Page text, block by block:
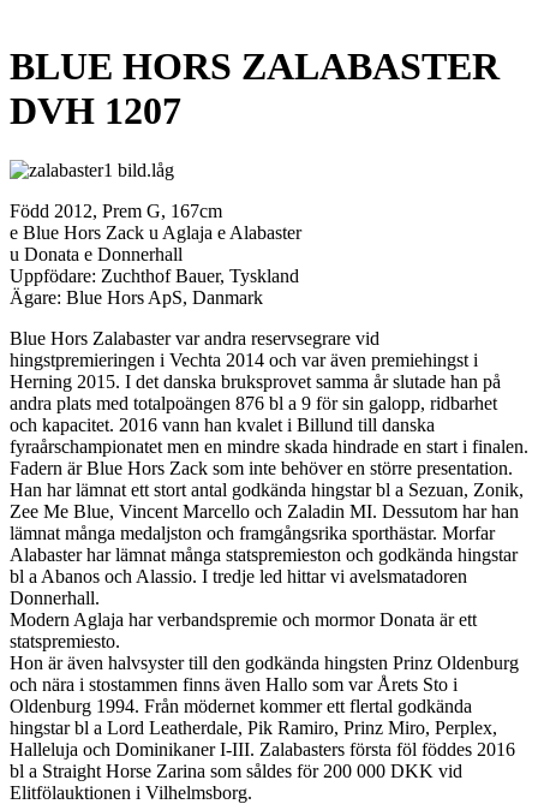
BLUE HORS ZALABASTER
DVH 1207
Född 2012, Prem G, 167cm
e Blue Hors Zack u Aglaja e Alabaster
u Donata e Donnerhall
Uppfödare: Zuchthof Bauer, Tyskland
Ägare: Blue Hors ApS, Danmark
Blue Hors Zalabaster var andra reservsegrare vid
hingstpremieringen i Vechta 2014 och var även premiehingst i
Herning 2015. I det danska bruksprovet samma år slutade han på
andra plats med totalpoängen 876 bl a 9 för sin galopp, ridbarhet
och kapacitet. 2016 vann han kvalet i Billund till danska
fyraårschampionatet men en mindre skada hindrade en start i finalen.
Fadern är Blue Hors Zack som inte behöver en större presentation.
Han har lämnat ett stort antal godkända hingstar bl a Sezuan, Zonik,
Zee Me Blue, Vincent Marcello och Zaladin MI. Dessutom har han
lämnat många medaljston och framgångsrika sporthästar. Morfar
Alabaster har lämnat många statspremieston och godkända hingstar
bl a Abanos och Alassio. I tredje led hittar vi avelsmatadoren
Donnerhall.
Modern Aglaja har verbandspremie och mormor Donata är ett
statspremiesto.
Hon är även halvsyster till den godkända hingsten Prinz Oldenburg
och nära i stostammen finns även Hallo som var Årets Sto i
Oldenburg 1994. Från mödernet kommer ett flertal godkända
hingstar bl a Lord Leatherdale, Pik Ramiro, Prinz Miro, Perplex,
Halleluja och Dominikaner I-III. Zalabasters första föl föddes 2016
bl a Straight Horse Zarina som såldes för 200 000 DKK vid
Elitfölauktionen i Vilhelmsborg.